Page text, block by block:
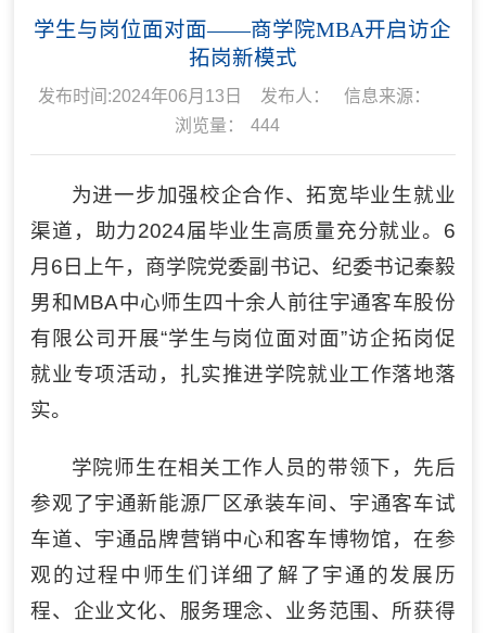
学生与岗位面对面——商学院MBA开启访企
拓岗新模式
发布时间:2024年06月13日 发布人：
信息来源：
浏览量：
444
为进一步加强校企合作、拓宽毕业生就业
渠道，助力2024届毕业生高质量充分就业。6
月6日上午，商学院党委副书记、纪委书记秦毅
男和MBA中心师生四十余人前往宇通客车股份
有限公司开展“学生与岗位面对面”访企拓岗促
就业专项活动，扎实推进学院就业工作落地落
实。
学院师生在相关工作人员的带领下，先后
参观了宇通新能源厂区承装车间、宇通客车试
车道、宇通品牌营销中心和客车博物馆，在参
观的过程中师生们详细了解了宇通的发展历
程、企业文化、服务理念、业务范围、所获得